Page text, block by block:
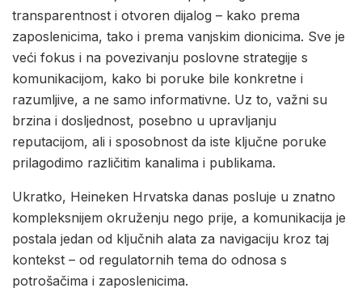
transparentnost i otvoren dijalog – kako prema
zaposlenicima, tako i prema vanjskim dionicima. Sve je
veći fokus i na povezivanju poslovne strategije s
komunikacijom, kako bi poruke bile konkretne i
razumljive, a ne samo informativne. Uz to, važni su
brzina i dosljednost, posebno u upravljanju
reputacijom, ali i sposobnost da iste ključne poruke
prilagodimo različitim kanalima i publikama.
Ukratko, Heineken Hrvatska danas posluje u znatno
kompleksnijem okruženju nego prije, a komunikacija je
postala jedan od ključnih alata za navigaciju kroz taj
kontekst – od regulatornih tema do odnosa s
potrošačima i zaposlenicima.